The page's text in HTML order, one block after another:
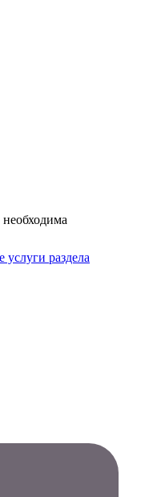
услуги раздела